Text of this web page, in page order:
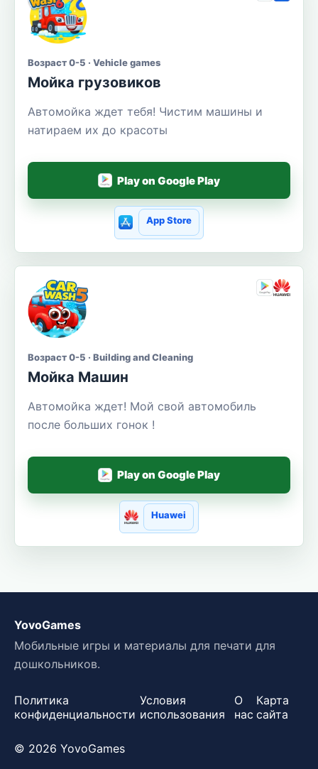
Возраст 0-5 · Vehicle games
Мойка грузовиков
Автомойка ждет тебя! Чистим машины и
натираем их до красоты
Play on Google Play
App Store
Возраст 0-5 · Building and Cleaning
Мойка Машин
Автомойка ждет! Мой свой автомобиль
после больших гонок !
Play on Google Play
Huawei
YovoGames
Мобильные игры и материалы для печати для
дошкольников.
Политика
конфиденциальности
Условия
использования
О
нас
Карта
сайта
© 2026 YovoGames